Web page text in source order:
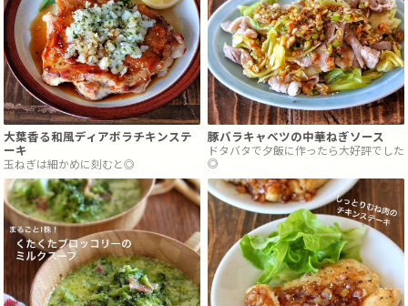
大葉香る和風ディアボラチキンステ
ーキ
玉ねぎは細かめに刻むと◎
豚バラキャベツの中華ねぎソース
ドタバタで夕飯に作ったら大好評でした
◎